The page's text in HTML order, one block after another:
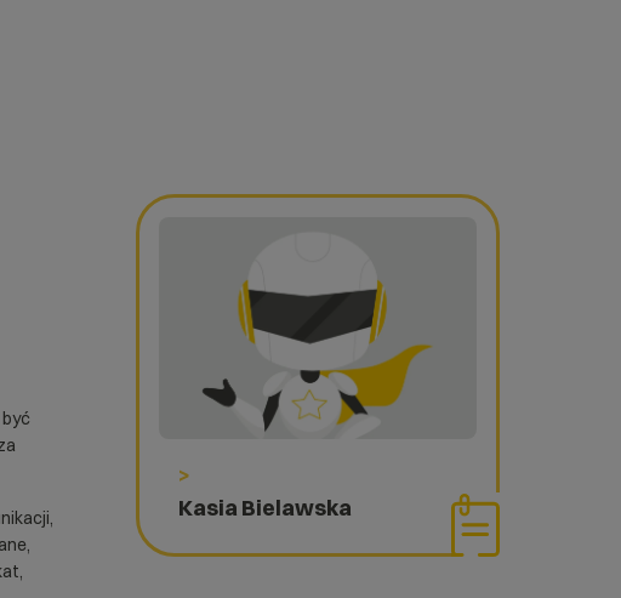
>
Kasia Bielawska